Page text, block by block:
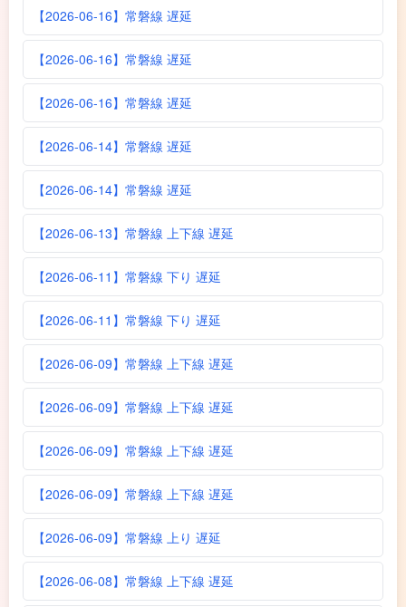
【2026-06-16】常磐線 遅延
【2026-06-16】常磐線 遅延
【2026-06-16】常磐線 遅延
【2026-06-14】常磐線 遅延
【2026-06-14】常磐線 遅延
【2026-06-13】常磐線 上下線 遅延
【2026-06-11】常磐線 下り 遅延
【2026-06-11】常磐線 下り 遅延
【2026-06-09】常磐線 上下線 遅延
【2026-06-09】常磐線 上下線 遅延
【2026-06-09】常磐線 上下線 遅延
【2026-06-09】常磐線 上下線 遅延
【2026-06-09】常磐線 上り 遅延
【2026-06-08】常磐線 上下線 遅延